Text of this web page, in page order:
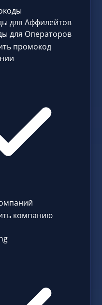
для Аффилейтов
для Операторов
промокод
компанию